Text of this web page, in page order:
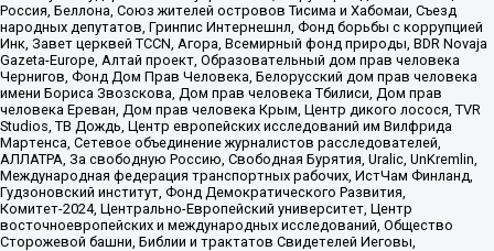
Россия, Беллона, Союз жителей островов Тисима и Хабомаи, Съезд
народных депутатов, Гринпис Интернешнл, Фонд борьбы с коррупцией
Инк, Завет церквей TCCN, Агора, Всемирный фонд природы, BDR Novaja
Gazeta-Europe, Алтай проект, Образовательный дом прав человека
Чернигов, Фонд Дом Прав Человека, Белорусский дом прав человека
имени Бориса Звозскова, Дом прав человека Тбилиси, Дом прав
человека Ереван, Дом прав человека Крым, Центр дикого лосося, TVR
Studios, ТВ Дождь, Центр европейских исследований им Вилфрида
Мартенса, Сетевое объединение журналистов расследователей,
АЛЛАТРА, За свободную Россию, Свободная Бурятия, Uralic, UnKremlin,
Международная федерация транспортных рабочих, ИстЧам Финланд,
Гудзоновский институт, Фонд Демократического Развития,
Комитет-2024, Центрально-Европейский университет, Центр
восточноевропейских и международных исследований, Общество
Сторожевой башни, Библии и трактатов Свидетелей Иеговы,